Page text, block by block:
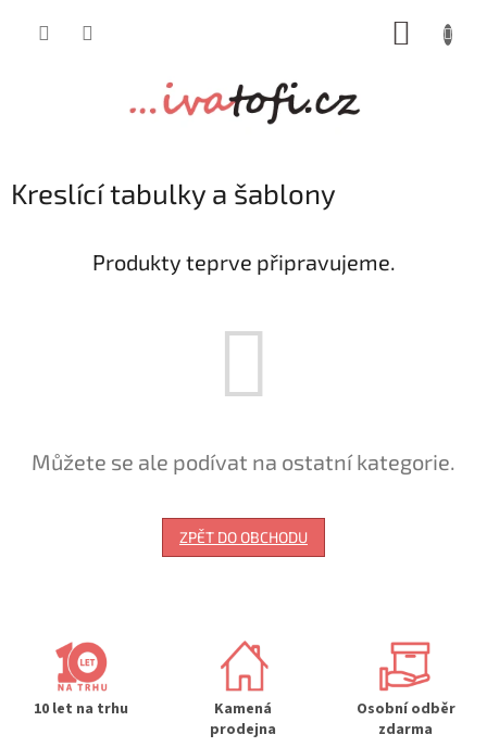
Kreslící tabulky a šablony
Produkty teprve připravujeme.
Můžete se ale podívat na ostatní kategorie.
ZPĚT DO OBCHODU
10 let na trhu
Kamená
prodejna
Osobní odběr
zdarma